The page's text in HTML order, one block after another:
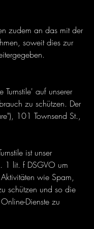
zudem an das mit der
soweit dies zur
auf unserer
zu schützen. Der
101 Townsend St.,
ist unser
1 lit. f DSGVO um
wie Spam,
schützen und so die
Dienste zu